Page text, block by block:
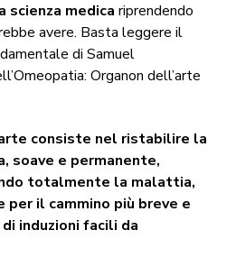
scienza medica riprendendo
avere. Basta leggere il
di Samuel
Organon dell’arte
consiste nel ristabilire la
soave e permanente,
totalmente la malattia,
per il cammino più breve e
induzioni facili da